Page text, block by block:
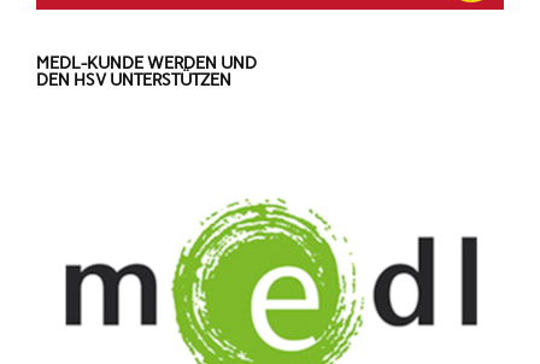
MEDL-KUNDE WERDEN UND
DEN HSV UNTERSTÜTZEN